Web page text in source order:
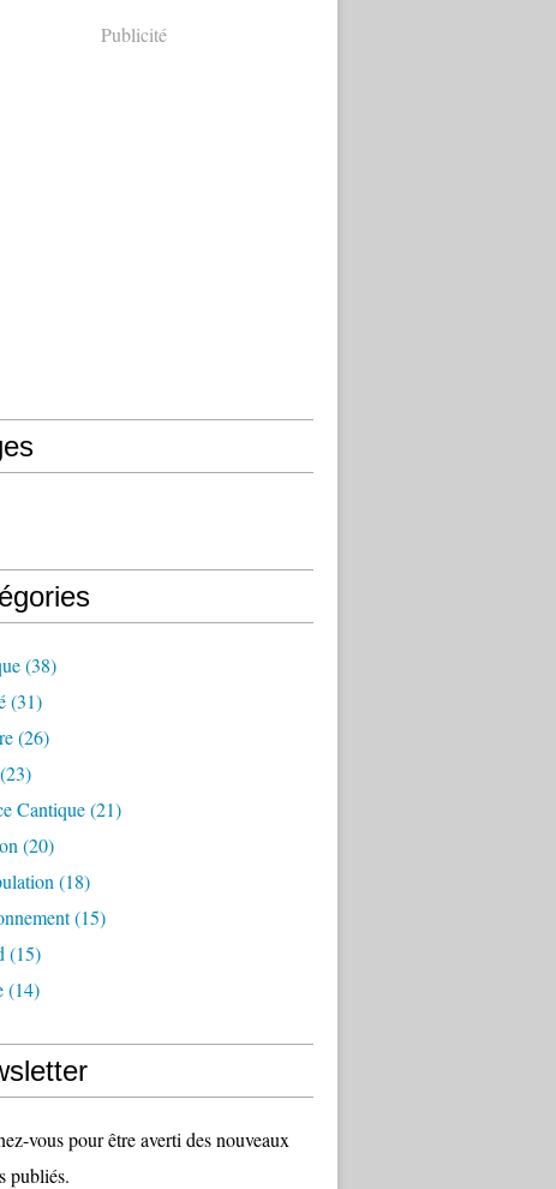
Publicité
(38)
(31)
(26)
(23)
Cantique(21)
(20)
(18)
(15)
(15)
(14)
vous pour être averti des nouveaux
publiés.